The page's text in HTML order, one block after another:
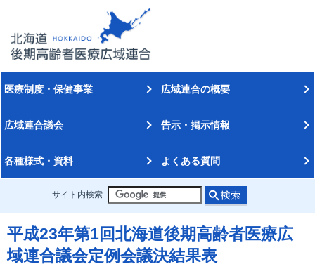
医療制度・保健事業 広域連合の概要
広域連合議会 告示・掲示情報
各種様式・資料 よくある質問
サイト内検索
平成23年第1回北海道後期高齢者医療広
域連合議会定例会議決結果表